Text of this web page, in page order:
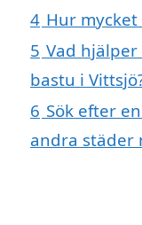
4 Hur
5 Vad
bastu i
6 Sök efter
andra städer